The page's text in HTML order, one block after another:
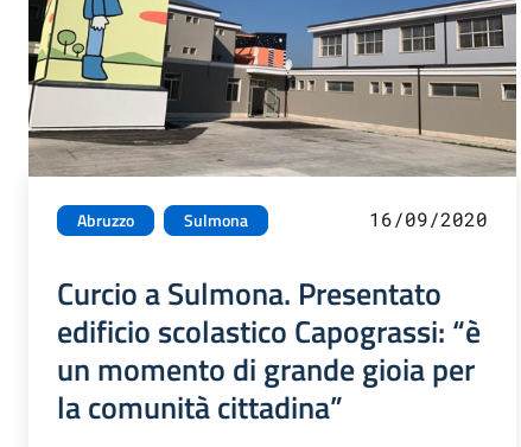
Abruzzo Sulmona 16/09/2020
Curcio a Sulmona. Presentato
edificio scolastico Capograssi: “è
un momento di grande gioia per
la comunità cittadina”